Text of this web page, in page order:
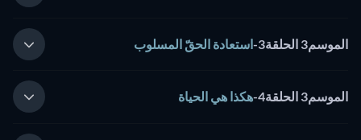
الموسم3 الحلقة3 -استعادة الحقّ المسلوب
الموسم3 الحلقة4 -هكذا هي الحياة